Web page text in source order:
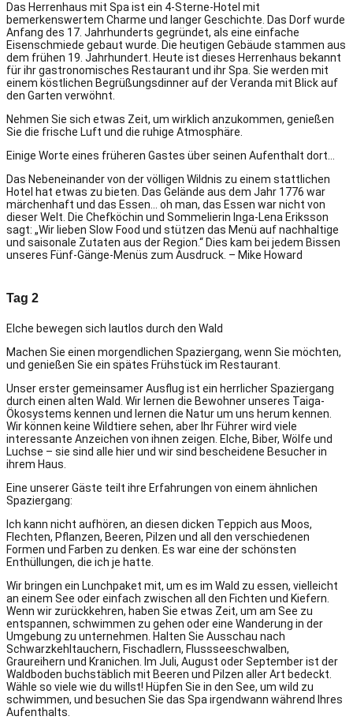
Das Herrenhaus mit Spa ist ein 4-Sterne-Hotel mit
bemerkenswertem Charme und langer Geschichte. Das Dorf wurde
Anfang des 17. Jahrhunderts gegründet, als eine einfache
Eisenschmiede gebaut wurde. Die heutigen Gebäude stammen aus
dem frühen 19. Jahrhundert. Heute ist dieses Herrenhaus bekannt
für ihr gastronomisches Restaurant und ihr Spa. Sie werden mit
einem köstlichen Begrüßungsdinner auf der Veranda mit Blick auf
den Garten verwöhnt.
Nehmen Sie sich etwas Zeit, um wirklich anzukommen, genießen
Sie die frische Luft und die ruhige Atmosphäre.
Einige Worte eines früheren Gastes über seinen Aufenthalt dort…
Das Nebeneinander von der völligen Wildnis zu einem stattlichen
Hotel hat etwas zu bieten. Das Gelände aus dem Jahr 1776 war
märchenhaft und das Essen… oh man, das Essen war nicht von
dieser Welt. Die Chefköchin und Sommelierin Inga-Lena Eriksson
sagt: „Wir lieben Slow Food und stützen das Menü auf nachhaltige
und saisonale Zutaten aus der Region.“ Dies kam bei jedem Bissen
unseres Fünf-Gänge-Menüs zum Ausdruck. – Mike Howard
Tag 2
Elche bewegen sich lautlos durch den Wald
Machen Sie einen morgendlichen Spaziergang, wenn Sie möchten,
und genießen Sie ein spätes Frühstück im Restaurant.
Unser erster gemeinsamer Ausflug ist ein herrlicher Spaziergang
durch einen alten Wald. Wir lernen die Bewohner unseres Taiga-
Ökosystems kennen und lernen die Natur um uns herum kennen.
Wir können keine Wildtiere sehen, aber Ihr Führer wird viele
interessante Anzeichen von ihnen zeigen. Elche, Biber, Wölfe und
Luchse – sie sind alle hier und wir sind bescheidene Besucher in
ihrem Haus.
Eine unserer Gäste teilt ihre Erfahrungen von einem ähnlichen
Spaziergang:
Ich kann nicht aufhören, an diesen dicken Teppich aus Moos,
Flechten, Pflanzen, Beeren, Pilzen und all den verschiedenen
Formen und Farben zu denken. Es war eine der schönsten
Enthüllungen, die ich je hatte.
Wir bringen ein Lunchpaket mit, um es im Wald zu essen, vielleicht
an einem See oder einfach zwischen all den Fichten und Kiefern.
Wenn wir zurückkehren, haben Sie etwas Zeit, um am See zu
entspannen, schwimmen zu gehen oder eine Wanderung in der
Umgebung zu unternehmen. Halten Sie Ausschau nach
Schwarzkehltauchern, Fischadlern, Flussseeschwalben,
Graureihern und Kranichen. Im Juli, August oder September ist der
Waldboden buchstäblich mit Beeren und Pilzen aller Art bedeckt.
Wähle so viele wie du willst! Hüpfen Sie in den See, um wild zu
schwimmen, und besuchen Sie das Spa irgendwann während Ihres
Aufenthalts.